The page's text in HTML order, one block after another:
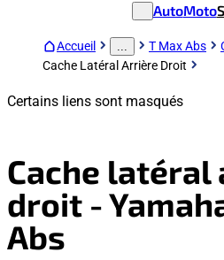
AutoMoto
Accueil T Max Abs
Cache Latéral Arrière Droit
Certains liens sont masqués
Cache
droit -
Abs